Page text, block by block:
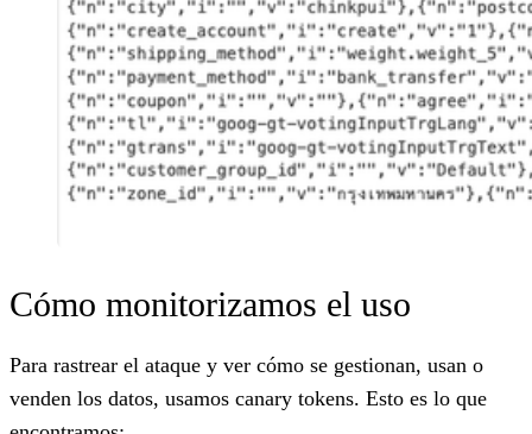
Cómo monitorizamos el uso
Para rastrear el ataque y ver cómo se gestionan, usan o
venden los datos, usamos canary tokens. Esto es lo que